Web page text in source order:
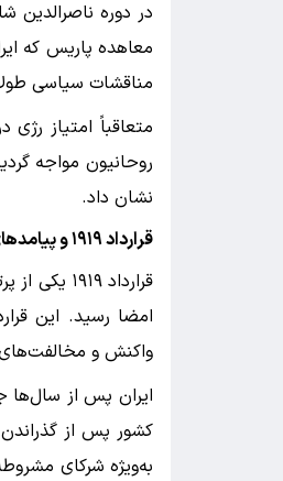
در دوره ناصرالدین
معاهده پاریس که
مناقشات سیاسی
متعاقباً امتیاز
روحانیون مواجه
نشان داد.
قرارداد۱۹۱۹و
قرارداد
امضا رسید. این
واکنش و
ایران پس از سال‌ها
کشور پس از
به‌ویژه شرکای